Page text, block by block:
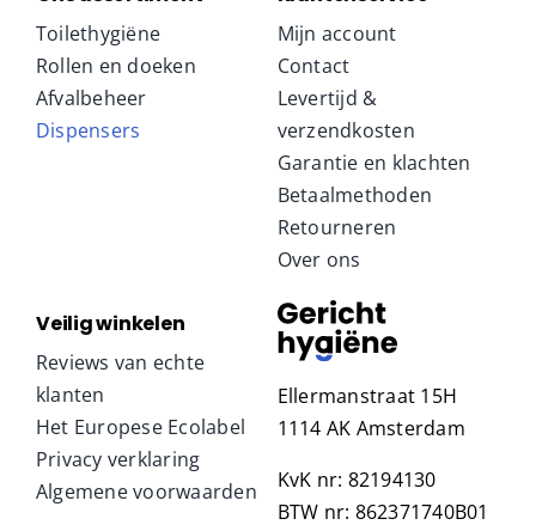
Toilethygiëne
Rollen en doeken
Afvalbeheer
Dispensers
Mijn account
Contact
Levertijd &
verzendkosten
Garantie en klachten
Betaalmethoden
Retourneren
Over ons
Veilig winkelen
Reviews van echte
klanten
Het Europese Ecolabel
Privacy verklaring
Algemene voorwaarden
Ellermanstraat 15H
1114 AK Amsterdam
KvK nr: 82194130
BTW nr: 862371740B01